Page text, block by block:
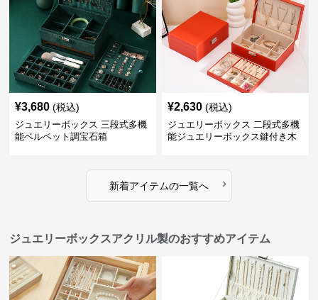
¥3,680 (税込)
ジュエリーボックス 三段式多機
能ベルベット調宝石箱
¥2,630 (税込)
ジュエリーボックス 二段式多機
能ジュエリーボックス鍵付き木
新着アイテムの一覧へ ›
ジュエリーボックスアクリル製のおすすめアイテム